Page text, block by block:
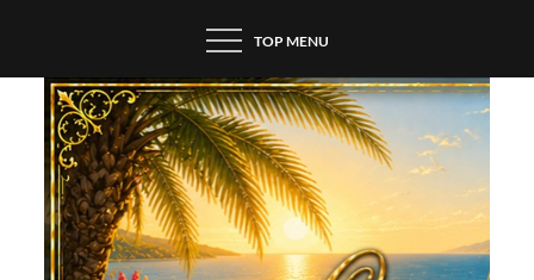
content
TOP MENU